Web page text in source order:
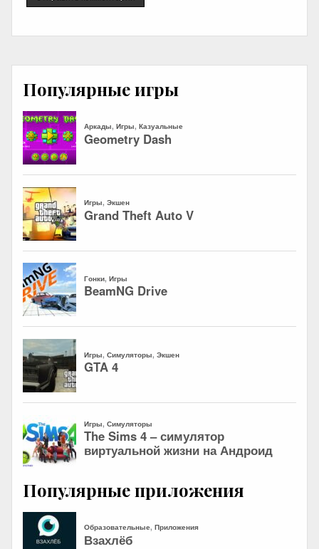
Популярные игры
Популярные приложения